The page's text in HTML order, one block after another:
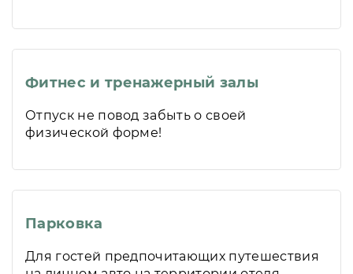
Фитнес и тренажерный залы
Отпуск не повод забыть о своей
физической форме!
Парковка
Для гостей предпочитающих путешествия